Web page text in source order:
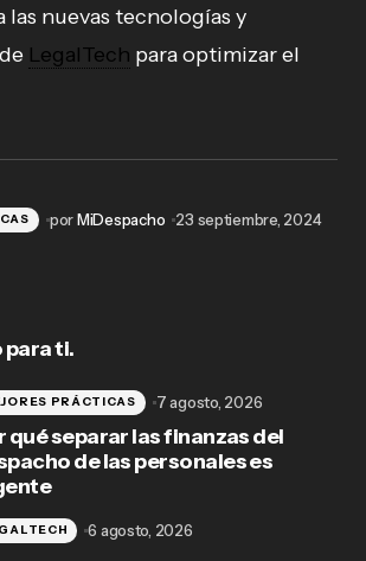
las nuevas tecnologías y
LegalTech para optimizar el
porMiDespacho 23 septiembre, 2024
ti.
qué separar las finanzas del
de las personales es
PRÁCTICAS 7 agosto, 2026
6 agosto, 2026